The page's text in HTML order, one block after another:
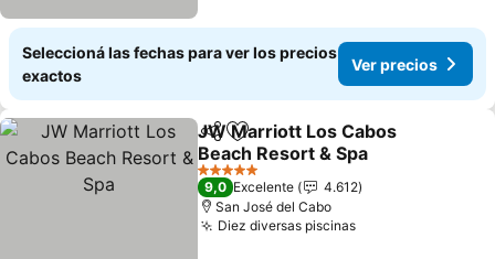
Seleccioná las fechas para ver los precios
exactos
Ver precios
CompartirAñadir a favoritos
JW Marriott Los Cabos
Beach Resort & Spa
5 Estrellas
9,0 Excelente
4.612
San José del Cabo
Diez diversas piscinas